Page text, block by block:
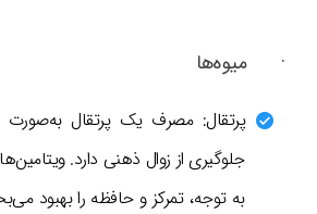
· میوه‌ها
پرتقال: مصرف یک پرتقال به‌صورت
جلوگیری از زوال ذهنی دارد.
به توجه، تمرکز و حافظه را بهبود